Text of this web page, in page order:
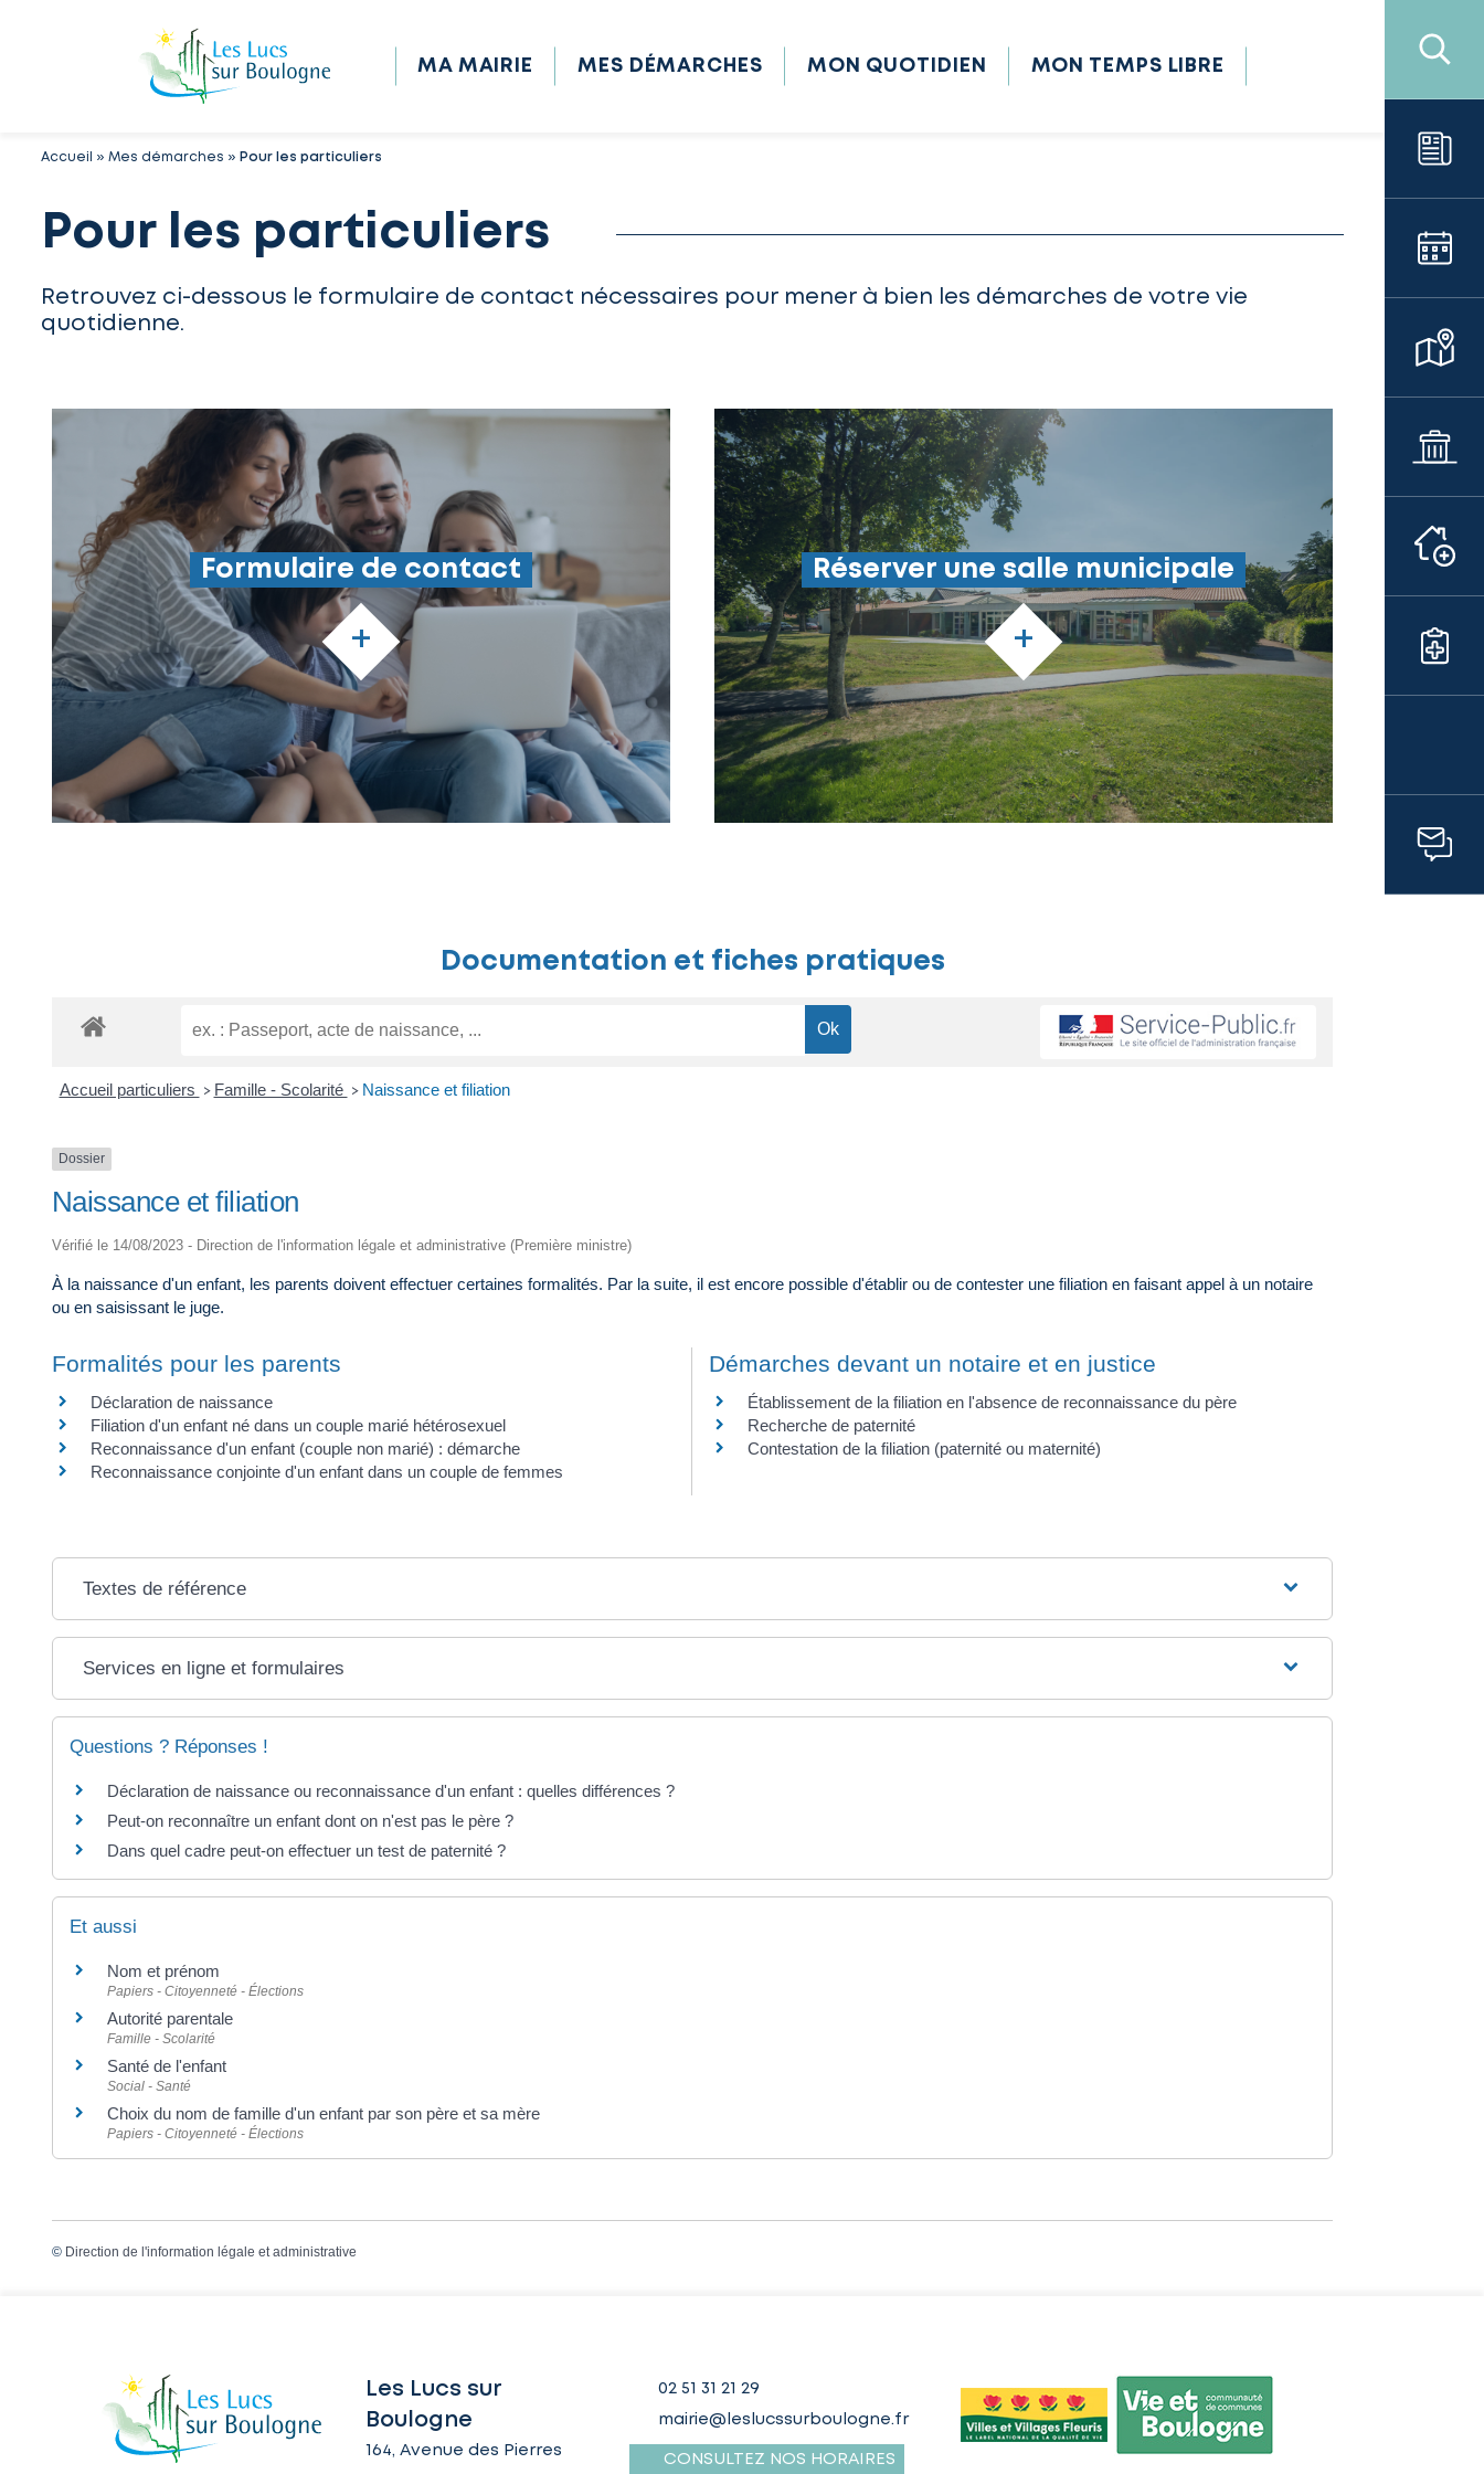
MA MAIRIE MES DÉMARCHES MON QUOTIDIEN MON TEMPS LIBRE
Accueil » Mes démarches » Pour les particuliers
Pour les particuliers
Retrouvez ci-dessous le formulaire de contact nécessaires pour mener à bien les démarches de votre vie
quotidienne.
Formulaire de contact
+
Réserver une salle municipale
+
Documentation et fiches pratiques
Accueil particuliers > Famille - Scolarité > Naissance et filiation
Dossier
Naissance et filiation
Vérifié le 14/08/2023 - Direction de l'information légale et administrative (Première ministre)
À la naissance d'un enfant, les parents doivent effectuer certaines formalités. Par la suite, il est encore possible d'établir ou de contester une filiation en faisant appel à un notaire
ou en saisissant le juge.
Formalités pour les parents
Déclaration de naissance
Filiation d'un enfant né dans un couple marié hétérosexuel
Reconnaissance d'un enfant (couple non marié) : démarche
Reconnaissance conjointe d'un enfant dans un couple de femmes
Démarches devant un notaire et en justice
Établissement de la filiation en l'absence de reconnaissance du père
Recherche de paternité
Contestation de la filiation (paternité ou maternité)
Textes de référence
Services en ligne et formulaires
Questions ? Réponses !
Déclaration de naissance ou reconnaissance d'un enfant : quelles différences ?
Peut-on reconnaître un enfant dont on n'est pas le père ?
Dans quel cadre peut-on effectuer un test de paternité ?
Et aussi
Nom et prénom
Papiers - Citoyenneté - Élections
Autorité parentale
Famille - Scolarité
Santé de l'enfant
Social - Santé
Choix du nom de famille d'un enfant par son père et sa mère
Papiers - Citoyenneté - Élections
© Direction de l'information légale et administrative
Les Lucs sur
Boulogne
164, Avenue des Pierres
02 51 31 21 29
mairie@leslucssurboulogne.fr
CONSULTEZ NOS HORAIRES